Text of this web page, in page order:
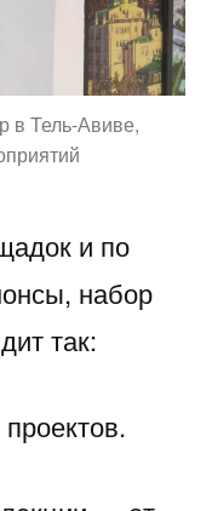
в Тель-Авиве,
и по
набор
так: